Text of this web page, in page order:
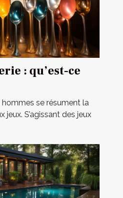
: qu’est-ce
se résument la
S’agissant des jeux